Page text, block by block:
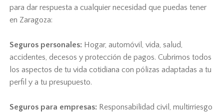
para dar respuesta a cualquier necesidad que puedas tener
en Zaragoza:
Seguros personales: Hogar, automóvil, vida, salud,
accidentes, decesos y protección de pagos. Cubrimos todos
los aspectos de tu vida cotidiana con pólizas adaptadas a tu
perfil y a tu presupuesto.
Seguros para empresas: Responsabilidad civil, multirriesgo